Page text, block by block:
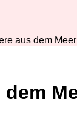
aus dem